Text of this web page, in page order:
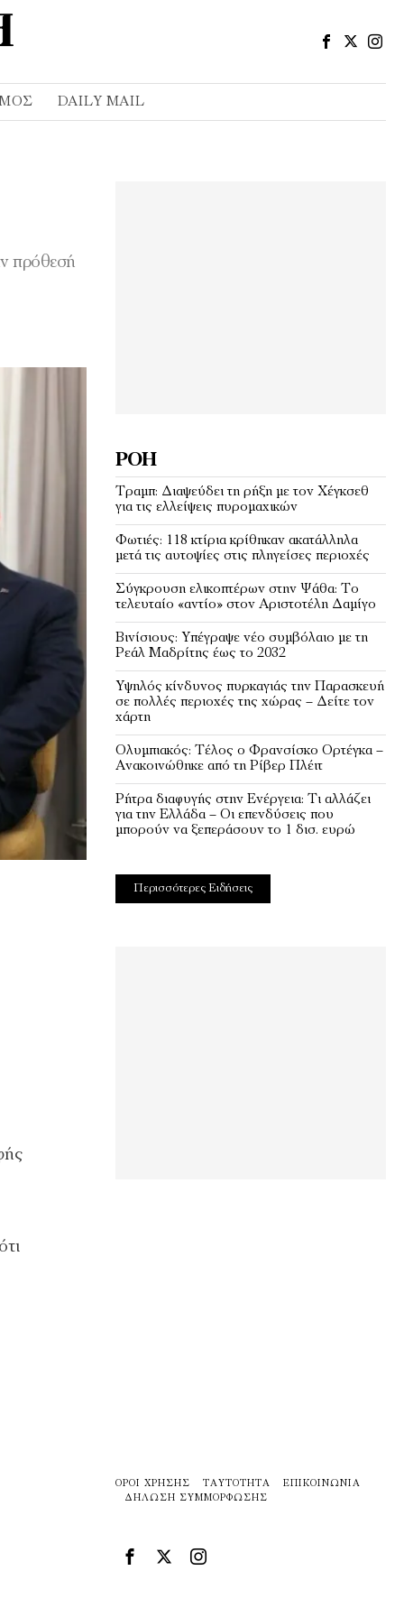
DAILY MAIL
πρόθεσή
ΡΟΉ
Τραμπ: Διαψεύδει τη ρήξη με τον Χέγκσεθ
για τις ελλείψεις πυρομαχικών
Φωτιές: 118 κτίρια κρίθηκαν ακατάλληλα
μετά τις αυτοψίες στις πληγείσες περιοχές
Σύγκρουση ελικοπτέρων στην Ψάθα: Tο
τελευταίο «αντίο» στον Αριστοτέλη Δαμίγο
Βινίσιους: Υπέγραψε νέο συμβόλαιο με τη
Ρεάλ Μαδρίτης έως το 2032
Υψηλός κίνδυνος πυρκαγιάς την Παρασκευή
σε πολλές περιοχές της χώρας – Δείτε τον
χάρτη
Ολυμπιακός: Τέλος ο Φρανσίσκο Ορτέγκα –
Ανακοινώθηκε από τη Ρίβερ Πλέιτ
Ρήτρα διαφυγής στην Ενέργεια: Τι αλλάζει
για την Ελλάδα – Οι επενδύσεις που
μπορούν να ξεπεράσουν το 1 δισ. ευρώ
Περισσότερες Ειδήσεις
ΌΡΟΙ ΧΡΉΣΗΣ ΤΑΥΤΌΤΗΤΑ
ΕΠΙΚΟΙΝΩΝΊΑ
ΔΉΛΩΣΗ ΣΥΜΜΌΡΦΩΣΗΣ